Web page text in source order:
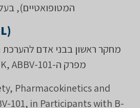
המטופואטיים),
מחקר ראשון בבני אדם להערכת
מפרק ה-BTK, ABBV-101, במשתתפים עם ממאירויות של תאי B.
Pharmacokinetics and
101, in Participants with B-